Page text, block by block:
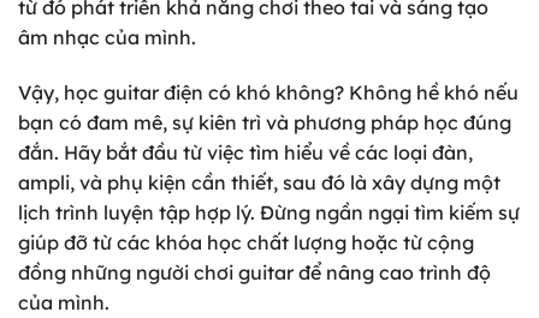
từ đó phát triển khả năng chơi theo tai và sáng tạo
âm nhạc của mình.
Vậy, học guitar điện có khó không? Không hề khó nếu
bạn có đam mê, sự kiên trì và phương pháp học đúng
đắn. Hãy bắt đầu từ việc tìm hiểu về các loại đàn,
ampli, và phụ kiện cần thiết, sau đó là xây dựng một
lịch trình luyện tập hợp lý. Đừng ngần ngại tìm kiếm sự
giúp đỡ từ các khóa học chất lượng hoặc từ cộng
đồng những người chơi guitar để nâng cao trình độ
của mình.